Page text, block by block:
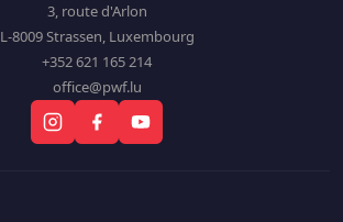
3, route d'Arlon
L-8009 Strassen, Luxembourg
+352 621 165 214
office@pwf.lu